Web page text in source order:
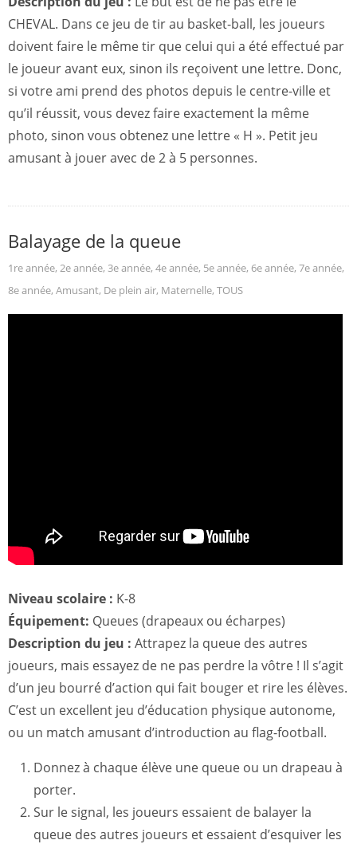
CHEVAL. Dans ce jeu de tir au basket-ball, les joueurs
doivent faire le même tir que celui qui a été effectué par
le joueur avant eux, sinon ils reçoivent une lettre. Donc,
si votre ami prend des photos depuis le centre-ville et
qu’il réussit, vous devez faire exactement la même
photo, sinon vous obtenez une lettre « H ». Petit jeu
amusant à jouer avec de 2 à 5 personnes.
Balayage de la queue
1re année, 2e année, 3e année, 4e année, 5e année, 6e année, 7e année,
8e année, Amusant, De plein air, Maternelle, TOUS
Niveau scolaire : K-8
Équipement: Queues (drapeaux ou écharpes)
Description du jeu : Attrapez la queue des autres
joueurs, mais essayez de ne pas perdre la vôtre ! Il s’agit
d’un jeu bourré d’action qui fait bouger et rire les élèves.
C’est un excellent jeu d’éducation physique autonome,
ou un match amusant d’introduction au flag-football.
Donnez à chaque élève une queue ou un drapeau à
porter.
Sur le signal, les joueurs essaient de balayer la
queue des autres joueurs et essaient d’esquiver les